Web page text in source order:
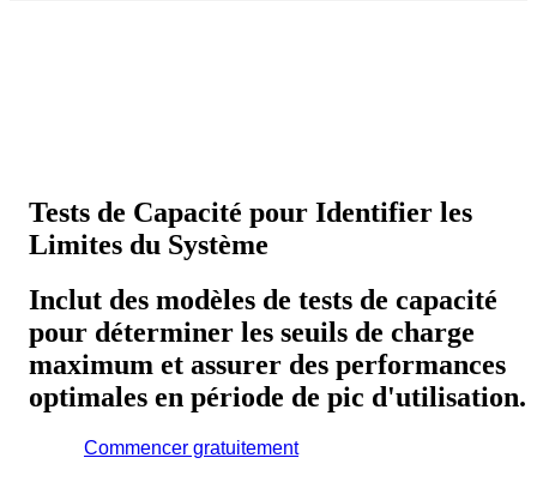
Tests de Capacité pour Identifier les
Limites du Système
Inclut des modèles de tests de capacité
pour déterminer les seuils de charge
maximum et assurer des performances
optimales en période de pic d'utilisation.
Commencer gratuitement